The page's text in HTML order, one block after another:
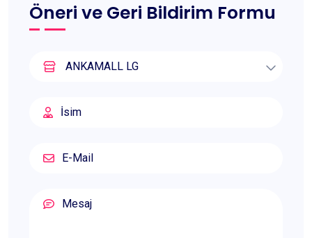
Öneri ve Geri Bildirim Formu